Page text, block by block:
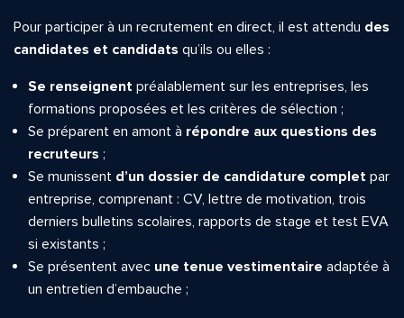
Pour participer à un recrutement en direct, il est attendu des
candidates et candidats qu’ils ou elles :
Se renseignent préalablement sur les entreprises, les
formations proposées et les critères de sélection ;
Se préparent en amont à répondre aux questions des
recruteurs ;
Se munissent d’un dossier de candidature complet par
entreprise, comprenant : CV, lettre de motivation, trois
derniers bulletins scolaires, rapports de stage et test EVA
si existants ;
Se présentent avec une tenue vestimentaire adaptée à
un entretien d’embauche ;